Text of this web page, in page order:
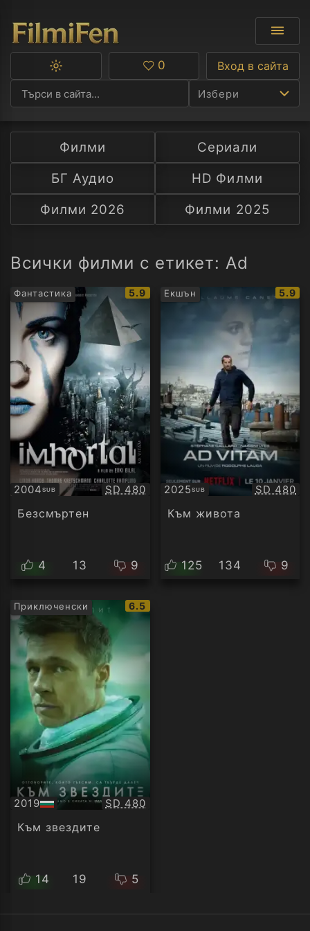
Избери
Ф
С
А
Превключване
тъмна
тема
Любими
0 Вход в сайта
Филми
Сериали
БГ Аудио
HD Филми
Филми 2026
Филми 2025
Всички филми с етикет: Ad
Фантастика
IMDb
рейтинг:
5.9
2004SUB
Субтитри Качество:
SD 480
Безсмъртен
4 13 9
Екшън
IMDb
5.9
2025SUB
Субтитри SD 480
Към живота
125 134 9
Приключенски
IMDb
6.5
2019
БГ
аудио
Качество:
SD 480
Към звездите
14 19 5